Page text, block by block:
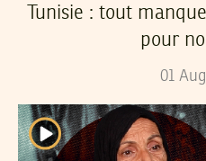
Tunisie : tout
pour
01 Aug